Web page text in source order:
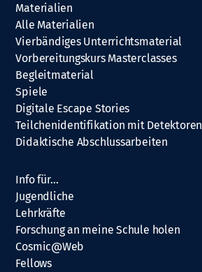
Materialien
Alle Materialien
Vierbändiges Unterrichtsmaterial
Vorbereitungskurs Masterclasses
Begleitmaterial
Spiele
Digitale Escape Stories
Teilchenidentifikation mit Detektoren
Didaktische Abschlussarbeiten
Info für…
Jugendliche
Lehrkräfte
Forschung an meine Schule holen
Cosmic@Web
Fellows